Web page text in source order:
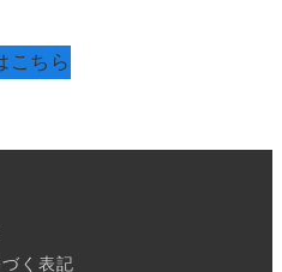
こちら
く表記